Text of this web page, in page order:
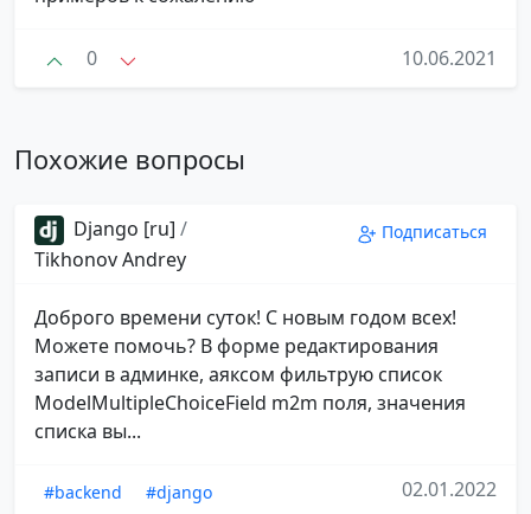
0 10.06.2021
Похожие вопросы
Django [ru] /
Tikhonov Andrey
Подписаться
Доброго времени суток! С новым годом всех!
Можете помочь? В форме редактирования
записи в админке, аяксом фильтрую список
ModelMultipleChoiceField m2m поля, значения
списка вы...
#backend
#django
02.01.2022